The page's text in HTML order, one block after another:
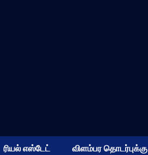
ரியல் எஸ்டேட் விளம்பர தொடர்புக்கு